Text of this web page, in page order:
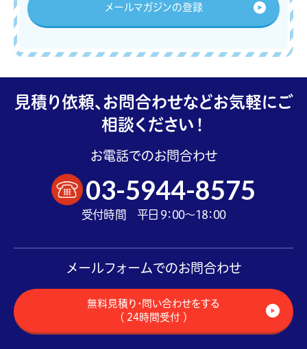
メールマガジンの登録
見積り依頼、お問合わせなどお気軽にご
相談ください！
お電話でのお問合わせ
03-5944-8575
受付時間 平日 9：00～18：00
メールフォームでのお問合わせ
無料見積り・問い合わせをする
（ 24時間受付 ）